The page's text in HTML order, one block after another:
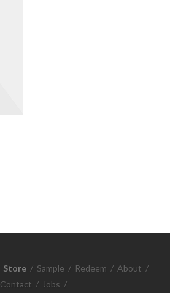
Store / Sample / Redeem / About /
Contact / Jobs /